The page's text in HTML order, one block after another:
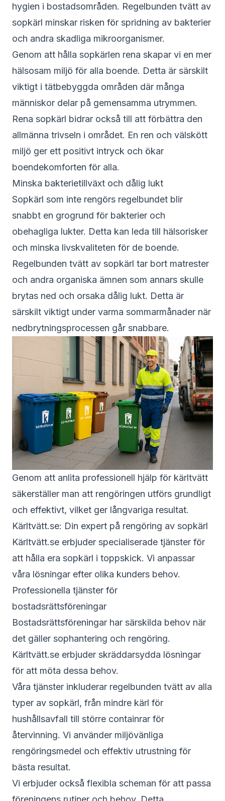
hygien i bostadsområden. Regelbunden tvätt av
sopkärl minskar risken för spridning av bakterier
och andra skadliga mikroorganismer.
Genom att hålla sopkärlen rena skapar vi en mer
hälsosam miljö för alla boende. Detta är särskilt
viktigt i tätbebyggda områden där många
människor delar på gemensamma utrymmen.
Rena sopkärl bidrar också till att förbättra den
allmänna trivseln i området. En ren och välskött
miljö ger ett positivt intryck och ökar
boendekomforten för alla.
Minska bakterietillväxt och dålig lukt
Sopkärl som inte rengörs regelbundet blir
snabbt en grogrund för bakterier och
obehagliga lukter. Detta kan leda till hälsorisker
och minska livskvaliteten för de boende.
Regelbunden tvätt av sopkärl tar bort matrester
och andra organiska ämnen som annars skulle
brytas ned och orsaka dålig lukt. Detta är
särskilt viktigt under varma sommarmånader när
nedbrytningsprocessen går snabbare.
Genom att anlita professionell hjälp för kärltvätt
säkerställer man att rengöringen utförs grundligt
och effektivt, vilket ger långvariga resultat.
Kärltvätt.se: Din expert på rengöring av sopkärl
Kärltvätt.se erbjuder specialiserade tjänster för
att hålla era sopkärl i toppskick. Vi anpassar
våra lösningar efter olika kunders behov.
Professionella tjänster för
bostadsrättsföreningar
Bostadsrättsföreningar har särskilda behov när
det gäller sophantering och rengöring.
Kärltvätt.se erbjuder skräddarsydda lösningar
för att möta dessa behov.
Våra tjänster inkluderar regelbunden tvätt av alla
typer av sopkärl, från mindre kärl för
hushållsavfall till större containrar för
återvinning. Vi använder miljövänliga
rengöringsmedel och effektiv utrustning för
bästa resultat.
Vi erbjuder också flexibla scheman för att passa